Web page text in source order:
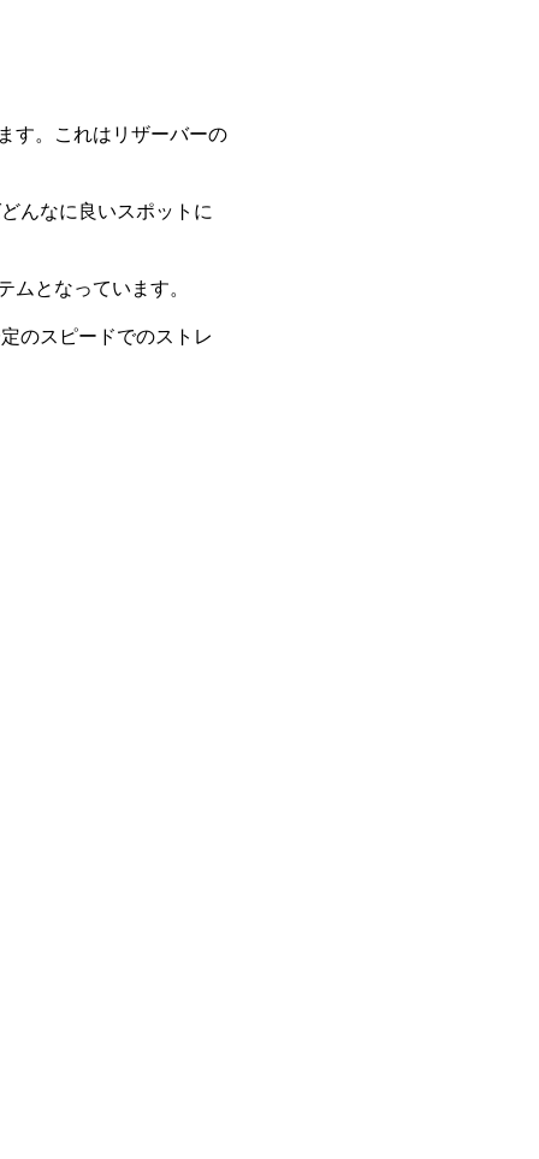
す。これはリザーバーの
んなに良いスポットに
となっています。
のスピードでのストレ